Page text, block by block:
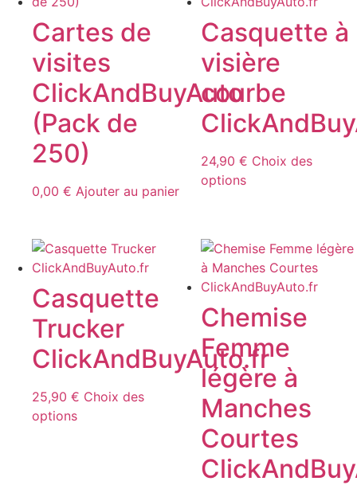
options
peuvent
être
choisies
sur
la
page
du
produit
Cartes de
visites
ClickAndBuyAuto
(Pack de
250)
0,00 € Ajouter au panier
Casquette à
visière
courbe
24,90€ Choix des
optionsCe
variations.
Les
options
peuvent
choisies
sur
la
page
produit
Casquette
Trucker
ClickAndBuyAuto.fr
25,90 € Choix des
optionsCe
Chemise
Femme
légère à
Manches
Courtes